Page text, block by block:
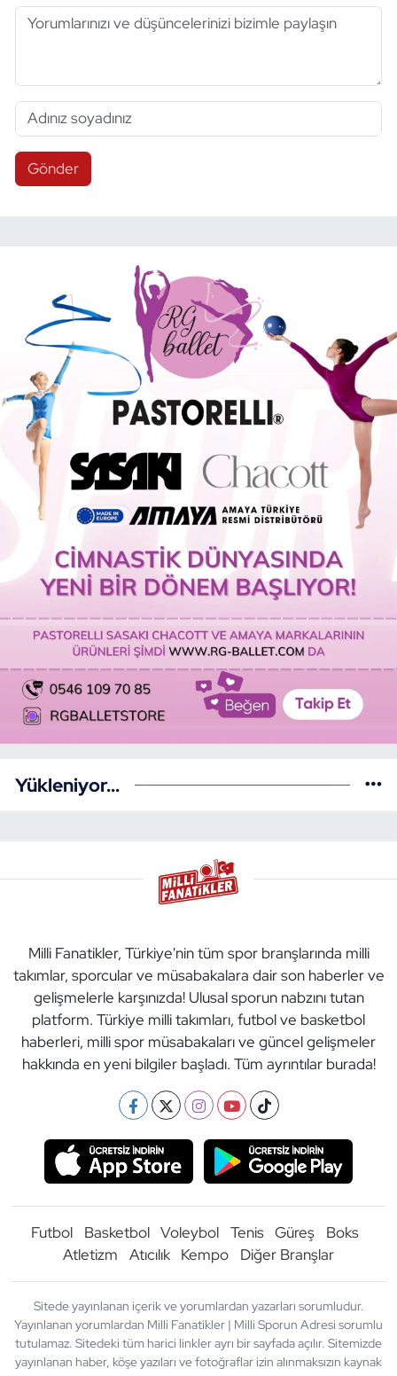
Gönder
Yükleniyor...
Milli Fanatikler, Türkiye'nin tüm spor branşlarında milli
takımlar, sporcular ve müsabakalara dair son haberler ve
gelişmelerle karşınızda! Ulusal sporun nabzını tutan
platform. Türkiye milli takımları, futbol ve basketbol
haberleri, milli spor müsabakaları ve güncel gelişmeler
hakkında en yeni bilgiler başladı. Tüm ayrıntılar burada!
Futbol Basketbol Voleybol Tenis Güreş
Boks
Atletizm
Atıcılık Kempo Diğer Branşlar
Sitede yayınlanan içerik ve yorumlardan yazarları sorumludur.
Yayınlanan yorumlardan Milli Fanatikler | Milli Sporun Adresi sorumlu
tutulamaz. Sitedeki tüm harici linkler ayrı bir sayfada açılır. Sitemizde
yayınlanan haber, köşe yazıları ve fotoğraflar izin alınmaksızın kaynak